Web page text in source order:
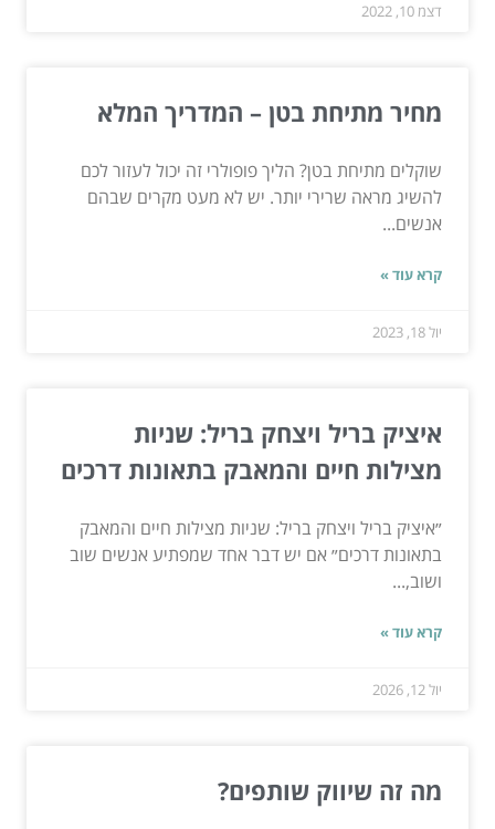
דצמ 10, 2022
מחיר מתיחת בטן – המדריך המלא
שוקלים מתיחת בטן? הליך פופולרי זה יכול לעזור לכם
להשיג מראה שרירי יותר. יש לא מעט מקרים שבהם
אנשים...
קרא עוד »
יול 18, 2023
איציק בריל ויצחק בריל: שניות
מצילות חיים והמאבק בתאונות דרכים
״איציק בריל ויצחק בריל: שניות מצילות חיים והמאבק
בתאונות דרכים״ אם יש דבר אחד שמפתיע אנשים שוב
ושוב,...
קרא עוד »
יול 12, 2026
מה זה שיווק שותפים?